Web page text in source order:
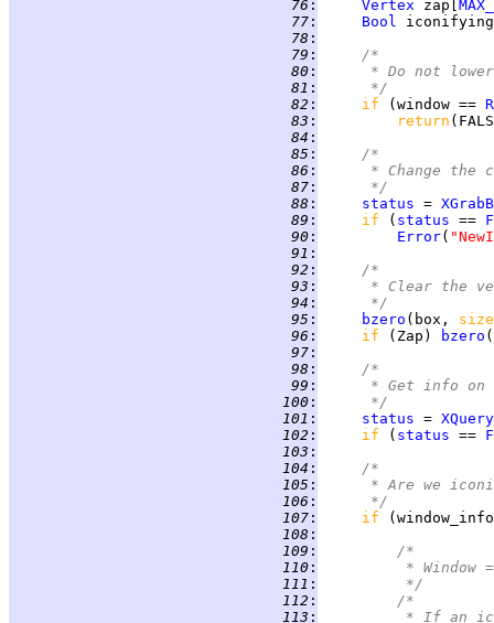
  76
: Vertex zap[
  77
: Bool
  78
:
  79
:
/*
  80
:
* Do not
  81
:
     */
  82
: if (window ==
  83
:
return
  84
:
  85
:
/*
  86
:
* Change the
  87
:
     */
  88
: status =
  89
: if ( status ==
  90
: Error(
  91
:
  92
:
/*
  93
:
* Clear the
  94
:
     */
  95
: bzero (box,
  96
: if (Zap) bzero
  97
:
  98
:
/*
  99
:
* Get info on
100 :
     */
101 : status =
102 : if ( status ==
103 :
104 :
/*
105 :
* Are we
106 :
     */
107 : if
108 :
109 :
/*
110 :
* Window
111 :
         */
112 :
/*
113 :
* If an